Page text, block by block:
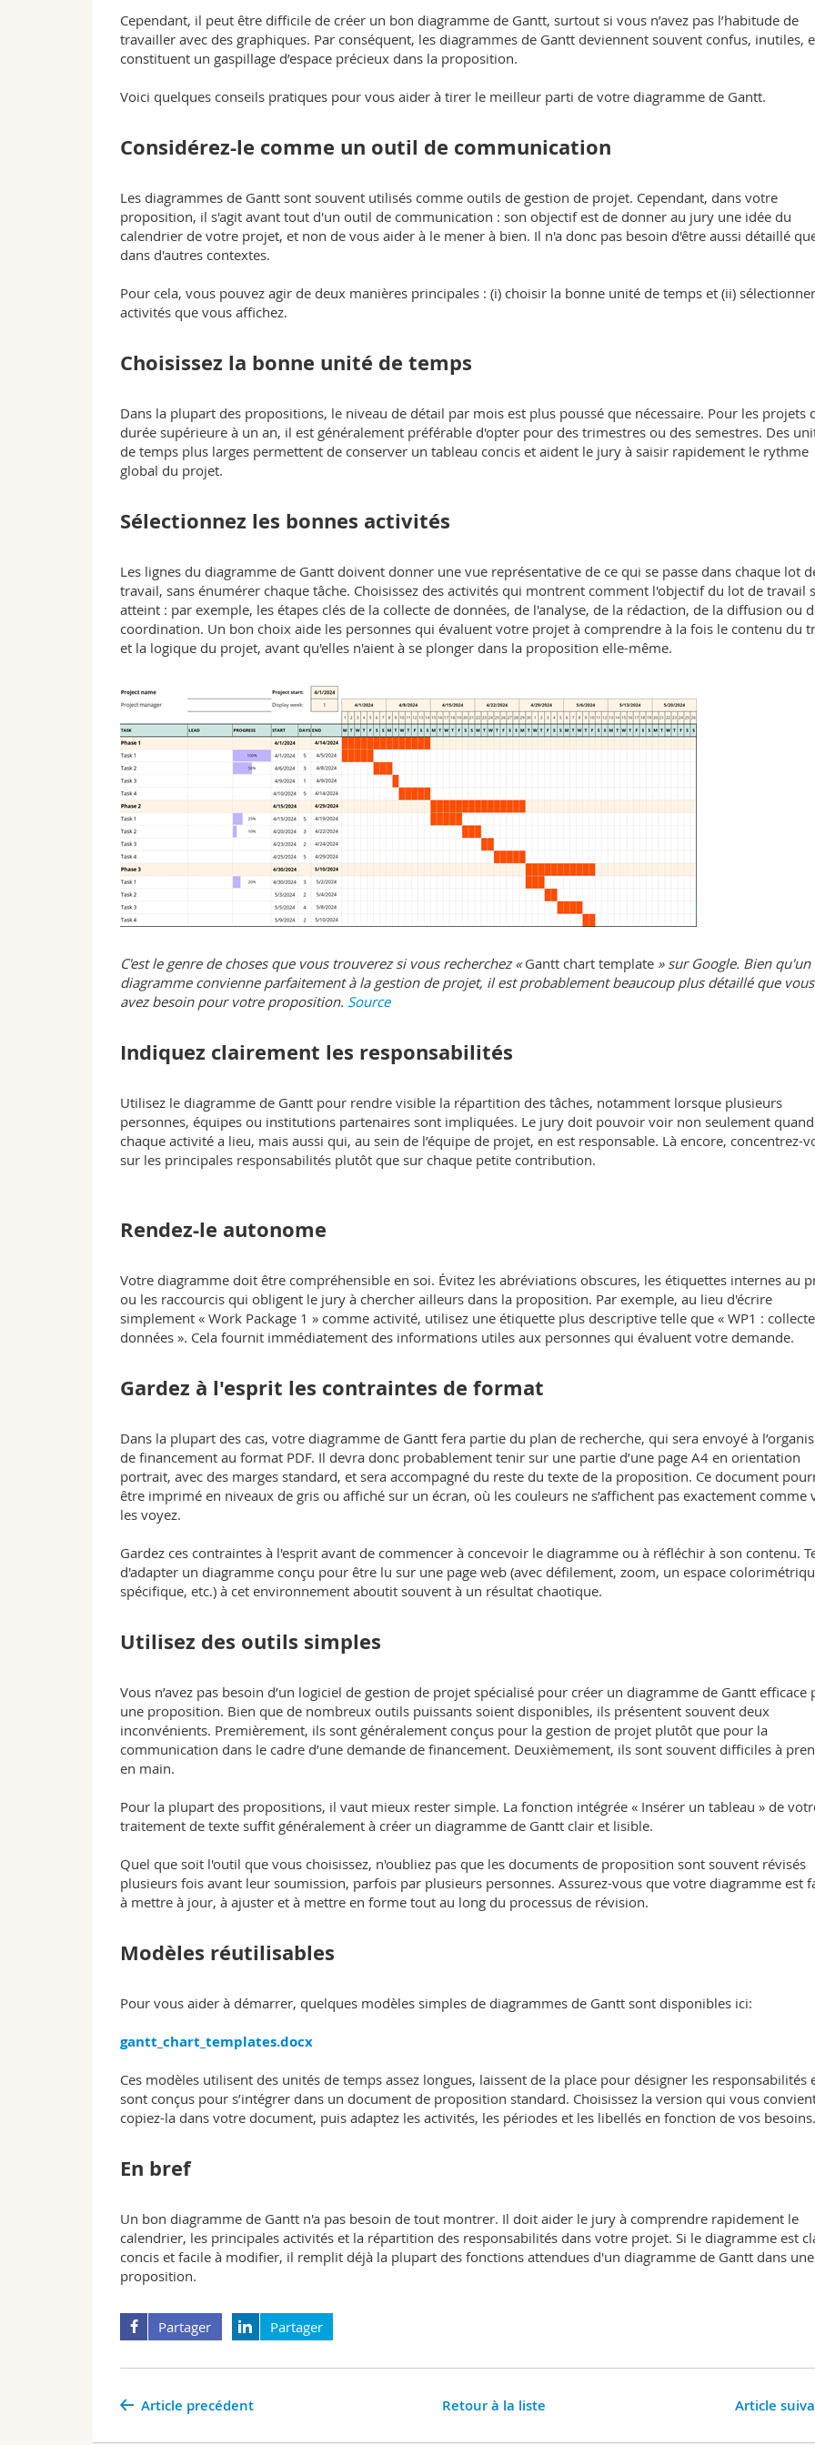
Cependant, il peut être difficile de créer un bon diagramme de Gantt, surtout si vous n’avez pas l’habitude de
travailler avec des graphiques. Par conséquent, les diagrammes de Gantt deviennent souvent confus, inutiles,
constituent un gaspillage d’espace précieux dans la proposition.
Voici quelques conseils pratiques pour vous aider à tirer le meilleur parti de votre diagramme de Gantt.
Considérez-le comme un outil de communication
Les diagrammes de Gantt sont souvent utilisés comme outils de gestion de projet. Cependant, dans votre
proposition, il s'agit avant tout d'un outil de communication : son objectif est de donner au jury une idée du
calendrier de votre projet, et non de vous aider à le mener à bien. Il n'a donc pas besoin d'être aussi détaillé
dans d'autres contextes.
Pour cela, vous pouvez agir de deux manières principales : (i) choisir la bonne unité de temps et (ii)
activités que vous affichez.
Choisissez la bonne unité de temps
Dans la plupart des propositions, le niveau de détail par mois est plus poussé que nécessaire. Pour les projets
durée supérieure à un an, il est généralement préférable d'opter pour des trimestres ou des semestres. Des
de temps plus larges permettent de conserver un tableau concis et aident le jury à saisir rapidement le rythme
global du projet.
Sélectionnez les bonnes activités
Les lignes du diagramme de Gantt doivent donner une vue représentative de ce qui se passe dans chaque lot
travail, sans énumérer chaque tâche. Choisissez des activités qui montrent comment l'objectif du lot de travail
atteint : par exemple, les étapes clés de la collecte de données, de l'analyse, de la rédaction, de la diffusion ou
coordination. Un bon choix aide les personnes qui évaluent votre projet à comprendre à la fois le contenu du
et la logique du projet, avant qu'elles n'aient à se plonger dans la proposition elle-même.
C'est le genre de choses que vous trouverez si vous recherchez «Gantt chart template » sur Google. Bien qu'un
diagramme convienne parfaitement à la gestion de projet, il est probablement beaucoup plus détaillé que
avez besoin pour votre proposition. Source
Indiquez clairement les responsabilités
Utilisez le diagramme de Gantt pour rendre visible la répartition des tâches, notamment lorsque plusieurs
personnes, équipes ou institutions partenaires sont impliquées. Le jury doit pouvoir voir non seulement quand
chaque activité a lieu, mais aussi qui, au sein de l’équipe de projet, en est responsable. Là encore, concentrez-
sur les principales responsabilités plutôt que sur chaque petite contribution.
Rendez-le autonome
Votre diagramme doit être compréhensible en soi. Évitez les abréviations obscures, les étiquettes internes au
ou les raccourcis qui obligent le jury à chercher ailleurs dans la proposition. Par exemple, au lieu d'écrire
simplement « Work Package 1 » comme activité, utilisez une étiquette plus descriptive telle que « WP1 :
données ». Cela fournit immédiatement des informations utiles aux personnes qui évaluent votre demande.
Gardez à l'esprit les contraintes de format
Dans la plupart des cas, votre diagramme de Gantt fera partie du plan de recherche, qui sera envoyé à
de financement au format PDF. Il devra donc probablement tenir sur une partie d’une page A4 en orientation
portrait, avec des marges standard, et sera accompagné du reste du texte de la proposition. Ce document
être imprimé en niveaux de gris ou affiché sur un écran, où les couleurs ne s’affichent pas exactement comme
les voyez.
Gardez ces contraintes à l'esprit avant de commencer à concevoir le diagramme ou à réfléchir à son contenu.
d'adapter un diagramme conçu pour être lu sur une page web (avec défilement, zoom, un espace
spécifique, etc.) à cet environnement aboutit souvent à un résultat chaotique.
Utilisez des outils simples
Vous n’avez pas besoin d’un logiciel de gestion de projet spécialisé pour créer un diagramme de Gantt efficace
une proposition. Bien que de nombreux outils puissants soient disponibles, ils présentent souvent deux
inconvénients. Premièrement, ils sont généralement conçus pour la gestion de projet plutôt que pour la
communication dans le cadre d’une demande de financement. Deuxièmement, ils sont souvent difficiles à
en main.
Pour la plupart des propositions, il vaut mieux rester simple. La fonction intégrée « Insérer un tableau » de
traitement de texte suffit généralement à créer un diagramme de Gantt clair et lisible.
Quel que soit l'outil que vous choisissez, n'oubliez pas que les documents de proposition sont souvent révisés
plusieurs fois avant leur soumission, parfois par plusieurs personnes. Assurez-vous que votre diagramme est
à mettre à jour, à ajuster et à mettre en forme tout au long du processus de révision.
Modèles réutilisables
Pour vous aider à démarrer, quelques modèles simples de diagrammes de Gantt sont disponibles ici:
gantt_chart_templates.docx
Ces modèles utilisent des unités de temps assez longues, laissent de la place pour désigner les responsabilités
sont conçus pour s’intégrer dans un document de proposition standard. Choisissez la version qui vous
copiez-la dans votre document, puis adaptez les activités, les périodes et les libellés en fonction de vos besoins.
En bref
Un bon diagramme de Gantt n'a pas besoin de tout montrer. Il doit aider le jury à comprendre rapidement le
calendrier, les principales activités et la répartition des responsabilités dans votre projet. Si le diagramme est
concis et facile à modifier, il remplit déjà la plupart des fonctions attendues d'un diagramme de Gantt dans une
proposition.
Partager Partager
Article
Article precédent Retour à la liste